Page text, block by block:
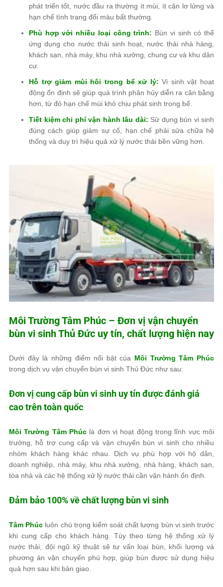
phát triển tốt, nước đầu ra thường ít mùi, ít cặn lơ lửng và
hạn chế tình trạng đổi màu bất thường.
Phù hợp với nhiều loại công trình: Bùn vi sinh có thể
ứng dụng cho nước thải sinh hoạt, nước thải nhà hàng,
khách sạn, nhà máy, khu nhà xưởng, chung cư và khu dân
cư.
Hỗ trợ giảm mùi hôi trong bể xử lý:Vi sinh vật hoạt
động ổn định sẽ giúp quá trình phân hủy diễn ra cân bằng
hơn, từ đó hạn chế mùi khó chịu phát sinh trong bể.
Tiết kiệm chi phí vận hành lâu dài: Sử dụng bùn vi sinh
đúng cách giúp giảm sự cố, hạn chế phải sửa chữa hệ
thống và duy trì hiệu quả xử lý nước thải bền vững hơn.
Môi Trường Tâm Phúc – Đơn vị vận chuyển
bùn vi sinh Thủ Đức uy tín, chất lượng hiện nay
Dưới đây là những điểm nổi bật của Môi Trường Tâm Phúc
trong dịch vụ vận chuyển bùn vi sinh Thủ Đức như sau:
Đơn vị cung cấp bùn vi sinh uy tín được đánh giá
cao trên toàn quốc
Môi Trường Tâm Phúc là đơn vị hoạt động trong lĩnh vực môi
trường, hỗ trợ cung cấp và vận chuyển bùn vi sinh cho nhiều
nhóm khách hàng khác nhau. Dịch vụ phù hợp với hộ dân,
doanh nghiệp, nhà máy, khu nhà xưởng, nhà hàng, khách sạn,
tòa nhà và các hệ thống xử lý nước thải cần vận hành ổn định.
Đảm bảo 100% về chất lượng bùn vi sinh
Tâm Phúc luôn chú trọng kiểm soát chất lượng bùn vi sinh trước
khi cung cấp cho khách hàng. Tùy theo từng hệ thống xử lý
nước thải, đội ngũ kỹ thuật sẽ tư vấn loại bùn, khối lượng và
phương án vận chuyển phù hợp, giúp bùn được sử dụng hiệu
quả hơn sau khi bàn giao.